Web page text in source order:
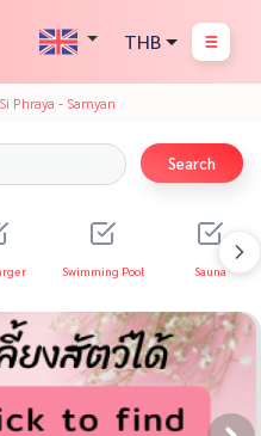
THB
Phraya - Samyan
Search
Swimming Pool Sauna